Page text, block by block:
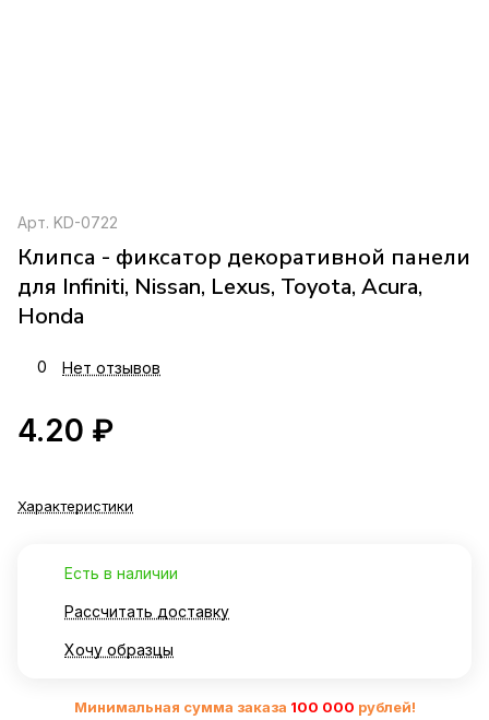
Арт. KD-0722
Клипса - фиксатор декоративной панели
для Infiniti, Nissan, Lexus, Toyota, Acura,
Honda
0 Нет отзывов
4.20 ₽
Характеристики
Есть в наличии
Рассчитать доставку
Хочу образцы
Минимальная сумма заказа 100 000 рублей!